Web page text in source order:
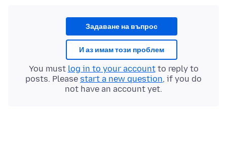
Задаване на въпрос
И аз имам този проблем
You must log in to your accountto reply to
posts. Please start a new question, if you do
not have an account yet.